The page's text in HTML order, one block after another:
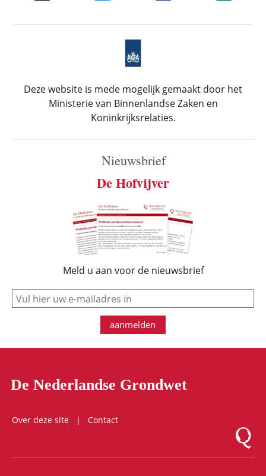
Deze website is mede mogelijk gemaakt door het
Ministerie van Binnenlandse Zaken en
Koninkrijksrelaties.
Nieuwsbrief
De Hofvijver
Meld u aan voor de nieuwsbrief
e-mail
aanmelden
De Nederlandse Grondwet
Over deze site
Contact
Logo